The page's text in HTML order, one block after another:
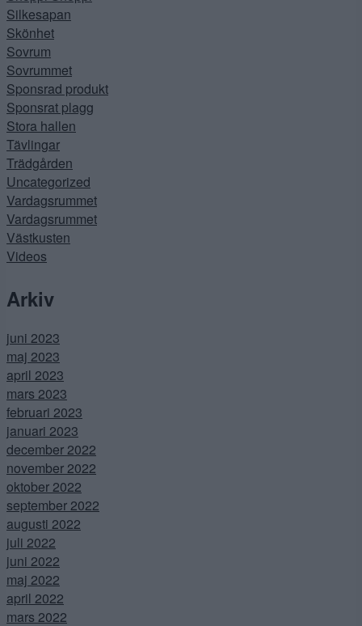
Silkesapan
Skönhet
Sovrum
Sovrummet
Sponsrad produkt
Sponsrat plagg
Stora hallen
Tävlingar
Trädgården
Uncategorized
Vardagsrummet
Vardagsrummet
Västkusten
Videos
Arkiv
juni 2023
maj 2023
april 2023
mars 2023
februari 2023
januari 2023
december 2022
november 2022
oktober 2022
september 2022
augusti 2022
juli 2022
juni 2022
maj 2022
april 2022
mars 2022